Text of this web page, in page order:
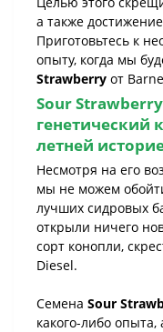
а также
Приготовьтесь к
опыту, когда мы
Strawberry от
Sour Strawberry
генетический
летней
Несмотря на его
мы не можем
лучших сидровых
открыли ничего
сорт конопли,
Diesel.
Семена Sour
какого-либо